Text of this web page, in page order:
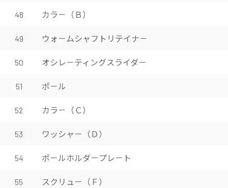
48 カラ－（Ｂ）
49 ウォ－ムシャフトリテイナ－
50 オシレ－ティングスライダ－
51 ポ－ル
52 カラ－（Ｃ）
53 ワッシャ－（Ｄ）
54 ポ－ルホルダ－プレ－ト
55 スクリュ－（Ｆ）